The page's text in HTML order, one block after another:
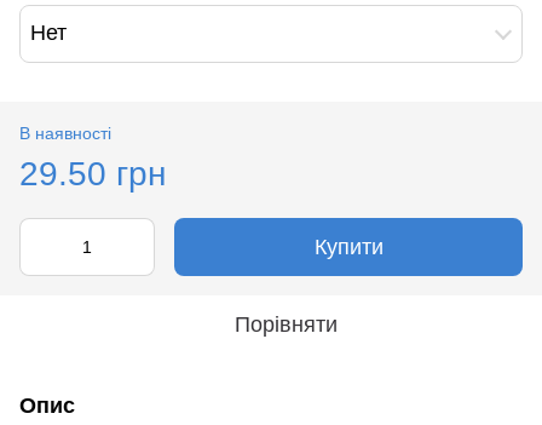
Нет
В наявності
29.50 грн
Купити
Порівняти
Опис